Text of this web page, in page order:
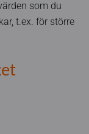
som du
t.ex. för större